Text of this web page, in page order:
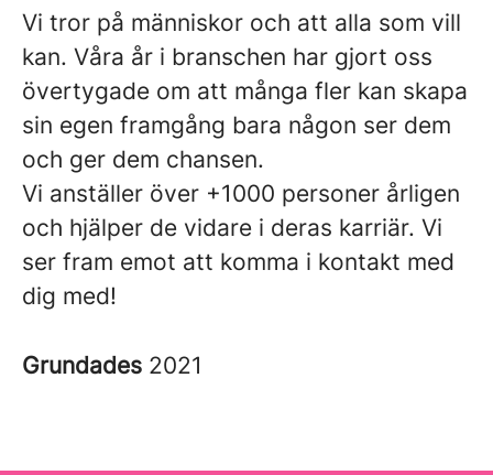
Vi tror på människor och att alla som vill
kan. Våra år i branschen har gjort oss
övertygade om att många fler kan skapa
sin egen framgång bara någon ser dem
och ger dem chansen.
Vi anställer över +1000 personer årligen
och hjälper de vidare i deras karriär. Vi
ser fram emot att komma i kontakt med
dig med!
Grundades 2021